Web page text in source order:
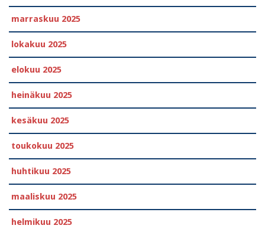
marraskuu 2025
lokakuu 2025
elokuu 2025
heinäkuu 2025
kesäkuu 2025
toukokuu 2025
huhtikuu 2025
maaliskuu 2025
helmikuu 2025